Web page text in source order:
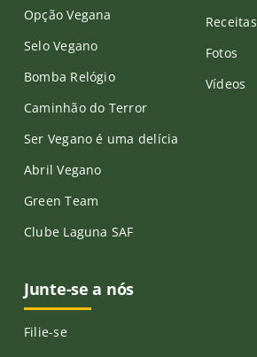
Opção Vegana
Selo Vegano
Bomba Relógio
Caminhão do Terror
Ser Vegano é uma delícia
Abril Vegano
Green Team
Clube Laguna SAF
Receitas
Fotos
Vídeos
Junte-se a nós
Filie-se